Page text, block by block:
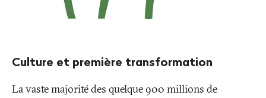
Culture et première transformation
La vaste majorité des quelque 900 millions de